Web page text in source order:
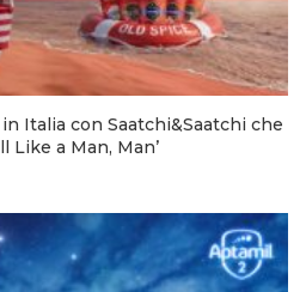
Italia con Saatchi&Saatchi che
Like a Man, Man’